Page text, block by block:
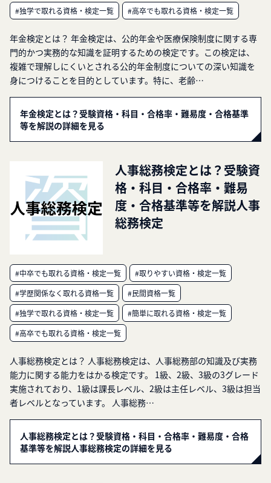
#独学で取れる資格・検定一覧
#高卒でも取れる資格・検定一覧
年金検定とは？ 年金検定は、公的年金や医療保険制度に関する専
門的かつ実務的な知識を証明するための検定です。この検定は、
複雑で理解しにくいとされる公的年金制度についての深い知識を
身につけることを目的としています。特に、老齢…
年金検定とは？受験資格・科目・合格率・難易度・合格基準
等を解説の詳細を見る
人事総務検定とは？受験資
格・科目・合格率・難易
度・合格基準等を解説人事
総務検定
#中卒でも取れる資格・検定一覧
#取りやすい資格・検定一覧
#学歴関係なく取れる資格一覧
#民間資格一覧
#独学で取れる資格・検定一覧
#簡単に取れる資格・検定一覧
#高卒でも取れる資格・検定一覧
人事総務検定とは？ 人事総務検定は、人事総務部の知識及び実務
能力に関する能力をはかる検定です。 1級、2級、3級の3グレード
実施されており、1級は課長レベル、2級は主任レベル、3級は担当
者レベルとなっています。 人事総務…
人事総務検定とは？受験資格・科目・合格率・難易度・合格
基準等を解説人事総務検定の詳細を見る